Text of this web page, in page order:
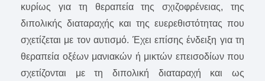
κυρίως για τη θεραπεία της σχιζοφρένειας, της
διπολικής διαταραχής και της ευερεθιστότητας που
σχετίζεται με τον αυτισμό. Έχει επίσης ένδειξη για τη
θεραπεία οξέων μανιακών ή μικτών επεισοδίων που
σχετίζονται με τη διπολική διαταραχή και ως